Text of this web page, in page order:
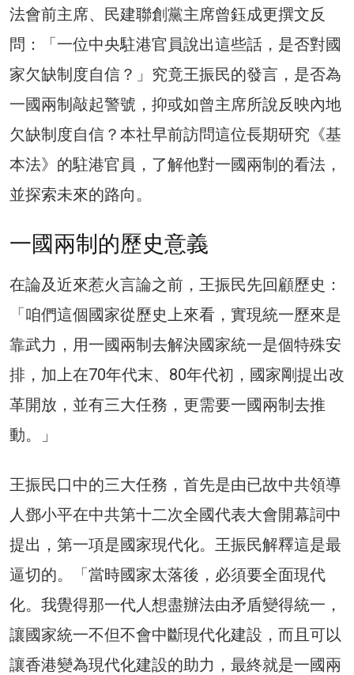
法會前主席、民建聯創黨主席曾鈺成更撰文反
問：「一位中央駐港官員說出這些話，是否對國
家欠缺制度自信？」究竟王振民的發言，是否為
一國兩制敲起警號，抑或如曾主席所說反映內地
欠缺制度自信？本社早前訪問這位長期研究《基
本法》的駐港官員，了解他對一國兩制的看法，
並探索未來的路向。
一國兩制的歷史意義
在論及近來惹火言論之前，王振民先回顧歷史：
「咱們這個國家從歷史上來看，實現統一歷來是
靠武力，用一國兩制去解決國家統一是個特殊安
排，加上在70年代末、80年代初，國家剛提出改
革開放，並有三大任務，更需要一國兩制去推
動。」
王振民口中的三大任務，首先是由已故中共領導
人鄧小平在中共第十二次全國代表大會開幕詞中
提出，第一項是國家現代化。王振民解釋這是最
逼切的。「當時國家太落後，必須要全面現代
化。我覺得那一代人想盡辦法由矛盾變得統一，
讓國家統一不但不會中斷現代化建設，而且可以
讓香港變為現代化建設的助力，最終就是一國兩